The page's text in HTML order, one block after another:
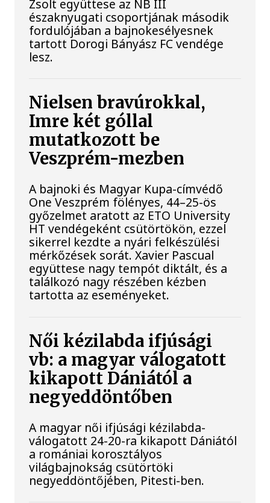
Zsolt együttese az NB III
északnyugati csoportjának második
fordulójában a bajnokesélyesnek
tartott Dorogi Bányász FC vendége
lesz.
Nielsen bravúrokkal,
Imre két góllal
mutatkozott be
Veszprém-mezben
A bajnoki és Magyar Kupa-címvédő
One Veszprém fölényes, 44–25-ös
győzelmet aratott az ETO University
HT vendégeként csütörtökön, ezzel
sikerrel kezdte a nyári felkészülési
mérkőzések sorát. Xavier Pascual
együttese nagy tempót diktált, és a
találkozó nagy részében kézben
tartotta az eseményeket.
Női kézilabda ifjúsági
vb: a magyar válogatott
kikapott Dániától a
negyeddöntőben
A magyar női ifjúsági kézilabda-
válogatott 24-20-ra kikapott Dániától
a romániai korosztályos
világbajnokság csütörtöki
negyeddöntőjében, Pitesti-ben.